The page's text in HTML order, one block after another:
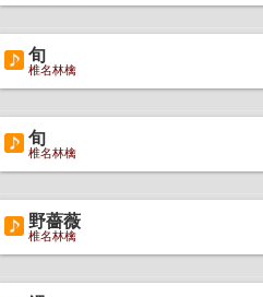
旬
椎名林檎
旬
椎名林檎
野薔薇
椎名林檎